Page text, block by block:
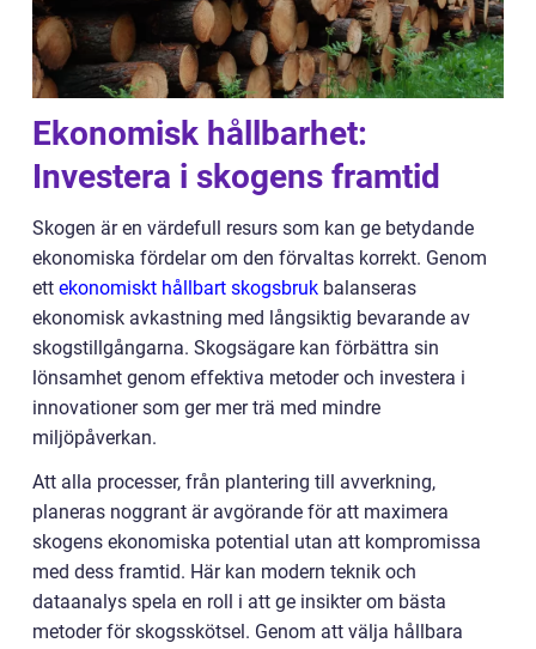
Ekonomisk hållbarhet:
Investera i skogens framtid
Skogen är en värdefull resurs som kan ge betydande
ekonomiska fördelar om den förvaltas korrekt. Genom
ett ekonomiskt hållbart skogsbruk balanseras
ekonomisk avkastning med långsiktig bevarande av
skogstillgångarna. Skogsägare kan förbättra sin
lönsamhet genom effektiva metoder och investera i
innovationer som ger mer trä med mindre
miljöpåverkan.
Att alla processer, från plantering till avverkning,
planeras noggrant är avgörande för att maximera
skogens ekonomiska potential utan att kompromissa
med dess framtid. Här kan modern teknik och
dataanalys spela en roll i att ge insikter om bästa
metoder för skogsskötsel. Genom att välja hållbara